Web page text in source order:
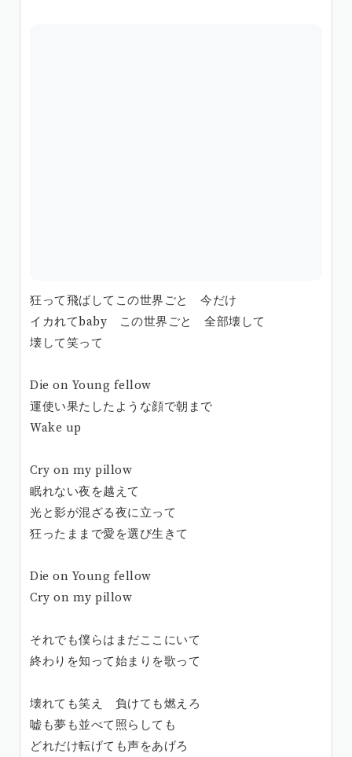
狂って飛ばしてこの世界ごと 今だけ
イカれてbaby この世界ごと 全部壊して
壊して笑って
Die on Young fellow
運使い果たしたような顔で朝まで
Wake up
Cry on my pillow
眠れない夜を越えて
光と影が混ざる夜に立って
狂ったままで愛を選び生きて
Die on Young fellow
Cry on my pillow
それでも僕らはまだここにいて
終わりを知って始まりを歌って
壊れても笑え 負けても燃えろ
嘘も夢も並べて照らしても
どれだけ転げても声をあげろ